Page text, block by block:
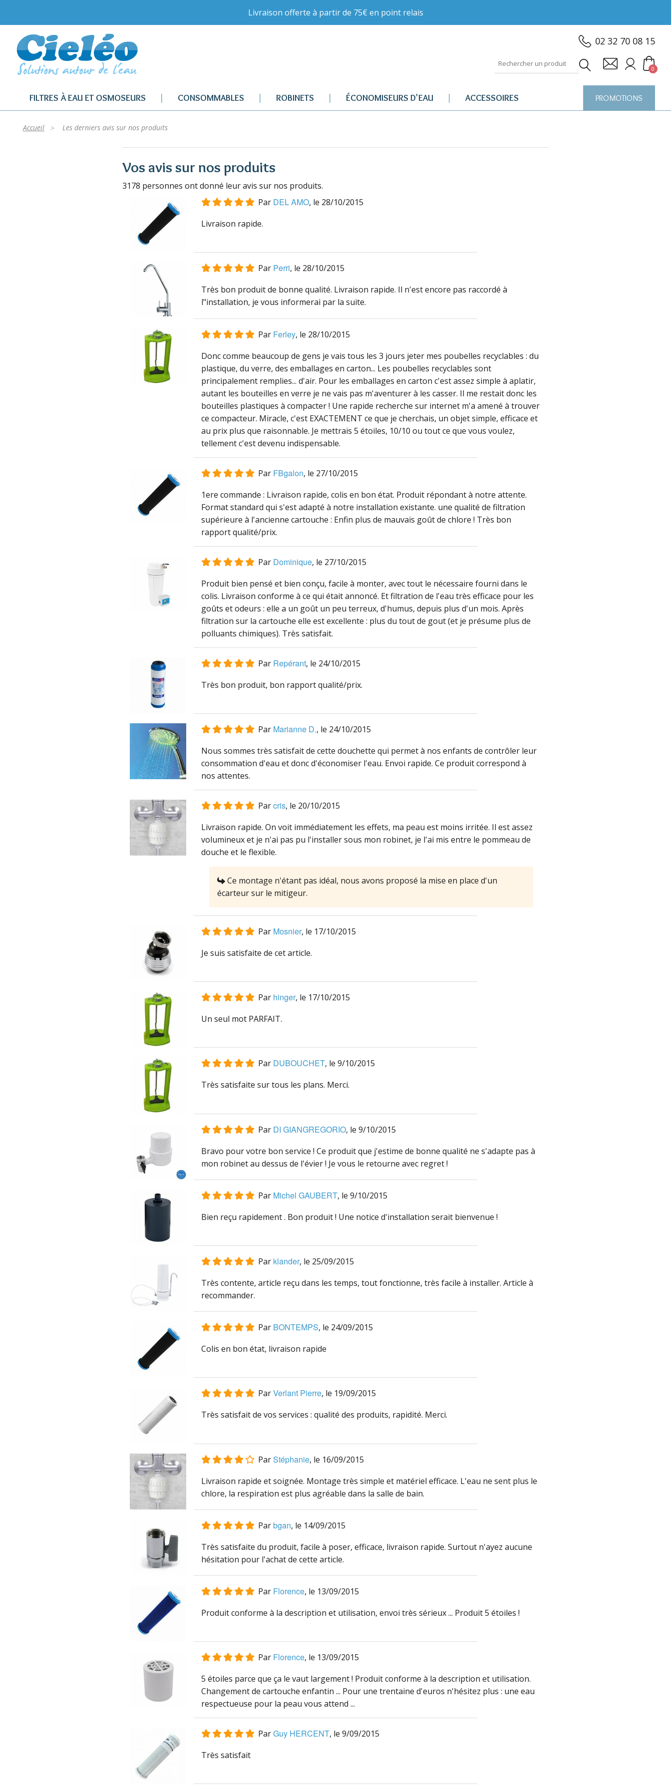
Livraison offerte à partir de 75€ en point relais
02 32 70 08 15
0
FILTRES À EAU ET OSMOSEURS CONSOMMABLES ROBINETS ÉCONOMISEURS D'EAU ACCESSOIRES PROMOTIONS
Accueil Les derniers avis sur nos produits
Vos avis sur nos produits
3178 personnes ont donné leur avis sur nos produits.
Par DEL AMO, le 28/10/2015
Livraison rapide.
Par Perri, le 28/10/2015
Très bon produit de bonne qualité. Livraison rapide. Il n'est encore pas raccordé à
l"installation, je vous informerai par la suite.
Par Ferley, le 28/10/2015
Donc comme beaucoup de gens je vais tous les 3 jours jeter mes poubelles recyclables : du
plastique, du verre, des emballages en carton... Les poubelles recyclables sont
principalement remplies... d'air. Pour les emballages en carton c'est assez simple à aplatir,
autant les bouteilles en verre je ne vais pas m'aventurer à les casser. Il me restait donc les
bouteilles plastiques à compacter ! Une rapide recherche sur internet m'a amené à trouver
ce compacteur. Miracle, c'est EXACTEMENT ce que je cherchais, un objet simple, efficace et
au prix plus que raisonnable. Je mettrais 5 étoiles, 10/10 ou tout ce que vous voulez,
tellement c'est devenu indispensable.
Par FBgalon, le 27/10/2015
1ere commande : Livraison rapide, colis en bon état. Produit répondant à notre attente.
Format standard qui s'est adapté à notre installation existante. une qualité de filtration
supérieure à l'ancienne cartouche : Enfin plus de mauvais goût de chlore ! Très bon
rapport qualité/prix.
Par Dominique, le 27/10/2015
Produit bien pensé et bien conçu, facile à monter, avec tout le nécessaire fourni dans le
colis. Livraison conforme à ce qui était annoncé. Et filtration de l'eau très efficace pour les
goûts et odeurs : elle a un goût un peu terreux, d'humus, depuis plus d'un mois. Après
filtration sur la cartouche elle est excellente : plus du tout de gout (et je présume plus de
polluants chimiques). Très satisfait.
Par Repérant, le 24/10/2015
Très bon produit, bon rapport qualité/prix.
Par Marianne D., le 24/10/2015
Nous sommes très satisfait de cette douchette qui permet à nos enfants de contrôler leur
consommation d'eau et donc d'économiser l'eau. Envoi rapide. Ce produit correspond à
nos attentes.
Parcris, le 20/10/2015
Livraison rapide. On voit immédiatement les effets, ma peau est moins irritée. Il est assez
volumineux et je n'ai pas pu l'installer sous mon robinet, je l'ai mis entre le pommeau de
douche et le flexible.
Ce montage n'étant pas idéal, nous avons proposé la mise en place d'un
écarteur sur le mitigeur.
Par Mosnier, le 17/10/2015
Je suis satisfaite de cet article.
Par hinger, le 17/10/2015
Un seul mot PARFAIT.
Par DUBOUCHET, le 9/10/2015
Très satisfaite sur tous les plans. Merci.
Par DI GIANGREGORIO, le 9/10/2015
Bravo pour votre bon service ! Ce produit que j'estime de bonne qualité ne s'adapte pas à
mon robinet au dessus de l'évier ! Je vous le retourne avec regret !
Par Michel GAUBERT, le 9/10/2015
Bien reçu rapidement . Bon produit ! Une notice d'installation serait bienvenue !
Par klander, le 25/09/2015
Très contente, article reçu dans les temps, tout fonctionne, très facile à installer. Article à
recommander.
Par BONTEMPS, le 24/09/2015
Colis en bon état, livraison rapide
ParVerlant Pierre, le 19/09/2015
Très satisfait de vos services : qualité des produits, rapidité. Merci.
ParStéphanie, le 16/09/2015
Livraison rapide et soignée. Montage très simple et matériel efficace. L'eau ne sent plus le
chlore, la respiration est plus agréable dans la salle de bain.
Parbgan, le 14/09/2015
Très satisfaite du produit, facile à poser, efficace, livraison rapide. Surtout n'ayez aucune
hésitation pour l'achat de cette article.
Par Florence, le 13/09/2015
Produit conforme à la description et utilisation, envoi très sérieux ... Produit 5 étoiles !
Par Florence, le 13/09/2015
5 étoiles parce que ça le vaut largement ! Produit conforme à la description et utilisation.
Changement de cartouche enfantin ... Pour une trentaine d'euros n'hésitez plus : une eau
respectueuse pour la peau vous attend ...
ParGuy HERCENT, le 9/09/2015
Très satisfait